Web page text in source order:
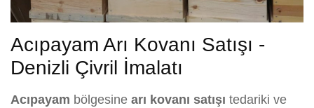
Acıpayam Arı Kovanı Satışı -
Denizli Çivril İmalatı
Acıpayam bölgesine arı kovanı satışı tedariki ve